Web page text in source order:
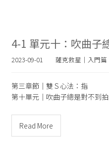
4-1 單元十：吹曲子
2023-09-01 薩克救星｜入門篇
第三章節｜雙Ｓ心法：指
第十單元｜吹曲子總是對不到
Read More